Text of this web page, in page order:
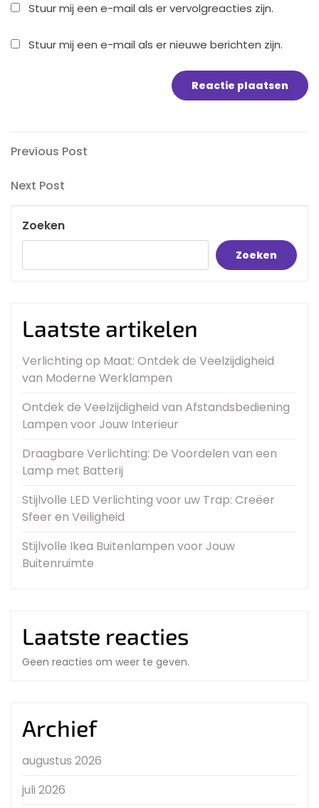
Stuur mij een e-mail als er vervolgreacties zijn.
Stuur mij een e-mail als er nieuwe berichten zijn.
Bericht
navigatie
Previous
Previous Post
Next
Next Post
Zoeken
Zoeken
Laatste artikelen
Verlichting op Maat: Ontdek de Veelzijdigheid
van Moderne Werklampen
Ontdek de Veelzijdigheid van Afstandsbediening
Lampen voor Jouw Interieur
Draagbare Verlichting: De Voordelen van een
Lamp met Batterij
Stijlvolle LED Verlichting voor uw Trap: Creëer
Sfeer en Veiligheid
Stijlvolle Ikea Buitenlampen voor Jouw
Buitenruimte
Laatste reacties
Geen reacties om weer te geven.
Archief
augustus 2026
juli 2026